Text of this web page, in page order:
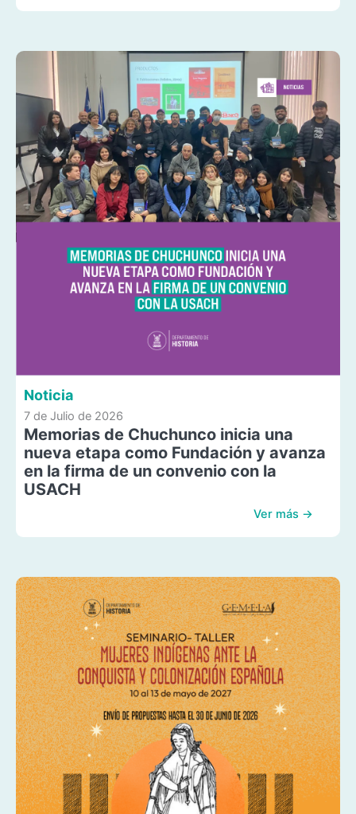
Noticia
7 de Julio de 2026
Memorias de Chuchunco inicia una
nueva etapa como Fundación y avanza
en la firma de un convenio con la
USACH
Ver más →